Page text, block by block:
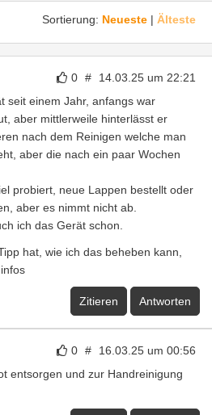
Sortierung: Neueste | Älteste
0 # 14.03.25 um 22:21
seit einem Jahr, anfangs war
aber mittlerweile hinterlässt er
nach dem Reinigen welche man
aber die nach ein paar Wochen
probiert, neue Lappen bestellt oder
aber es nimmt nicht ab.
ich das Gerät schon.
hat, wie ich das beheben kann,
Zitieren Antworten
0 # 16.03.25 um 00:56
entsorgen und zur Handreinigung